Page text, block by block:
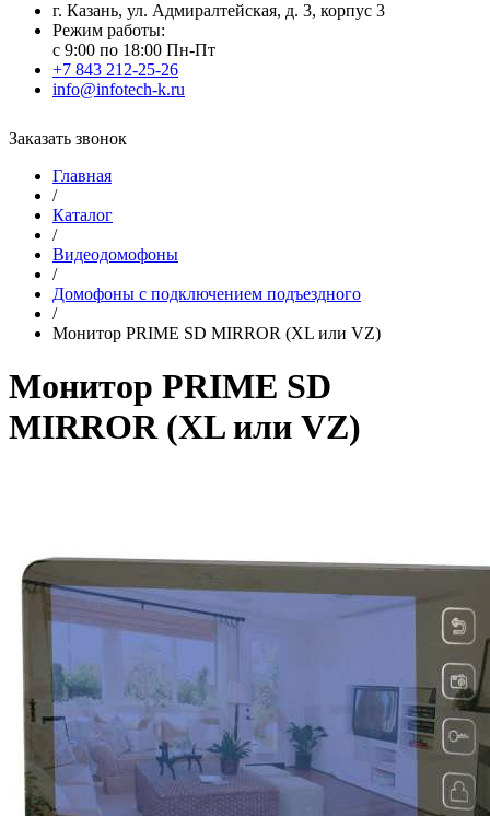
г. Казань, ул. Адмиралтейская, д. 3, корпус 3
Режим работы:
с 9:00 по 18:00 Пн-Пт
+7 843 212-25-26
info@infotech-k.ru
Заказать звонок
Главная
/
Каталог
/
Видеодомофоны
/
Домофоны с подключением подъездного
/
Монитор PRIME SD MIRROR (XL или VZ)
Монитор PRIME SD
MIRROR (XL или VZ)